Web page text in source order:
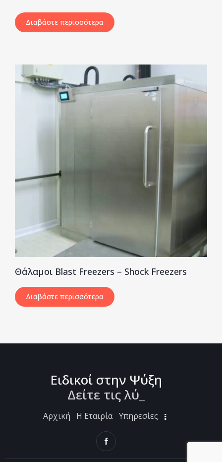
Διαβάστε περισσότερα
Θάλαμοι Blast Freezers – Shock Freezers
Διαβάστε περισσότερα
Ειδικοί στην Ψύξη
Δείτε τις λύσ
Αρχική Η Εταιρία Υπηρεσίες